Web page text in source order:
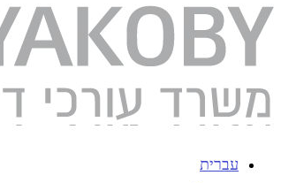
עברית